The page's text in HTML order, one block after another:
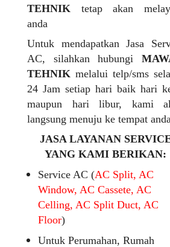
TEHNIK tetap akan
anda
Untuk mendapatkan Jasa
AC, silahkan hubungi
TEHNIK melalui telp/sms
24 Jam setiap hari baik hari
maupun hari libur, kami
langsung menuju ke tempat
JASA LAYANAN
YANG KAMI BERIKAN:
Service AC (AC Split, AC
Window, AC Cassete, AC
Celling, AC Split Duct, AC
Floor)
Untuk Perumahan, Rumah